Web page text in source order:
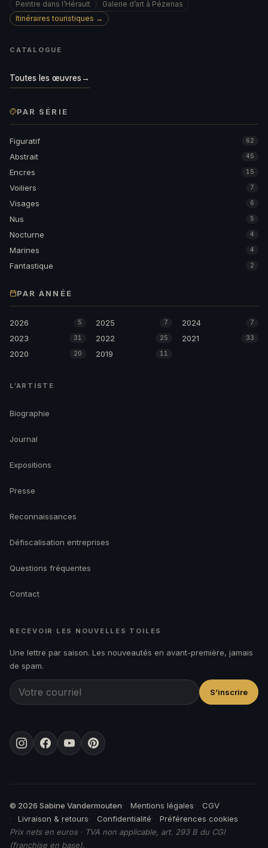
Peintre dans l’Hérault
Galerie d’art à Pézenas
Itinéraires touristiques →
CATALOGUE
Toutes les œuvres→
PAR SÉRIE
Figuratif 62
Abstrait 45
Encres 15
Voiliers 7
Visages 6
Nus 5
Nocturne 4
Marines 4
Fantastique 2
PAR ANNÉE
2026 5 2025 7 2024 7
2023 31 2022 25 2021 33
2020 20 2019 11
L’ARTISTE
Biographie
Journal
Expositions
Presse
Reconnaissances
Défiscalisation entreprises
Questions fréquentes
Contact
RECEVOIR LES NOUVELLES TOILES
Une lettre par saison. Les nouveautés en avant-première, jamais
de spam.
S’inscrire
InstagramFacebookYouTubePinterest
© 2026 Sabine Vandermouten Mentions légales
CGV
Livraison & retours
Confidentialité
Préférences cookies
Prix nets en euros · TVA non applicable, art. 293 B du CGI
(franchise en base).